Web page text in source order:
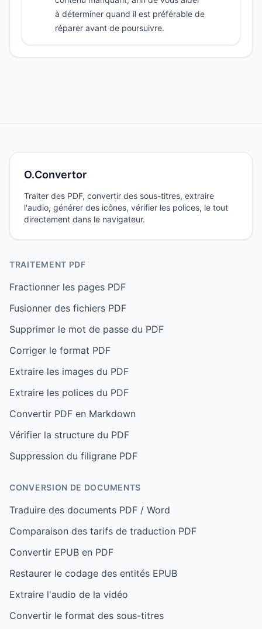
à déterminer quand il est préférable de
réparer avant de poursuivre.
O.Convertor
Traiter des PDF, convertir des sous-titres, extraire
l'audio, générer des icônes, vérifier les polices, le tout
directement dans le navigateur.
TRAITEMENT PDF
Fractionner les pages PDF
Fusionner des fichiers PDF
Supprimer le mot de passe du PDF
Corriger le format PDF
Extraire les images du PDF
Extraire les polices du PDF
Convertir PDF en Markdown
Vérifier la structure du PDF
Suppression du filigrane PDF
CONVERSION DE DOCUMENTS
Traduire des documents PDF / Word
Comparaison des tarifs de traduction PDF
Convertir EPUB en PDF
Restaurer le codage des entités EPUB
Extraire l'audio de la vidéo
Convertir le format des sous-titres